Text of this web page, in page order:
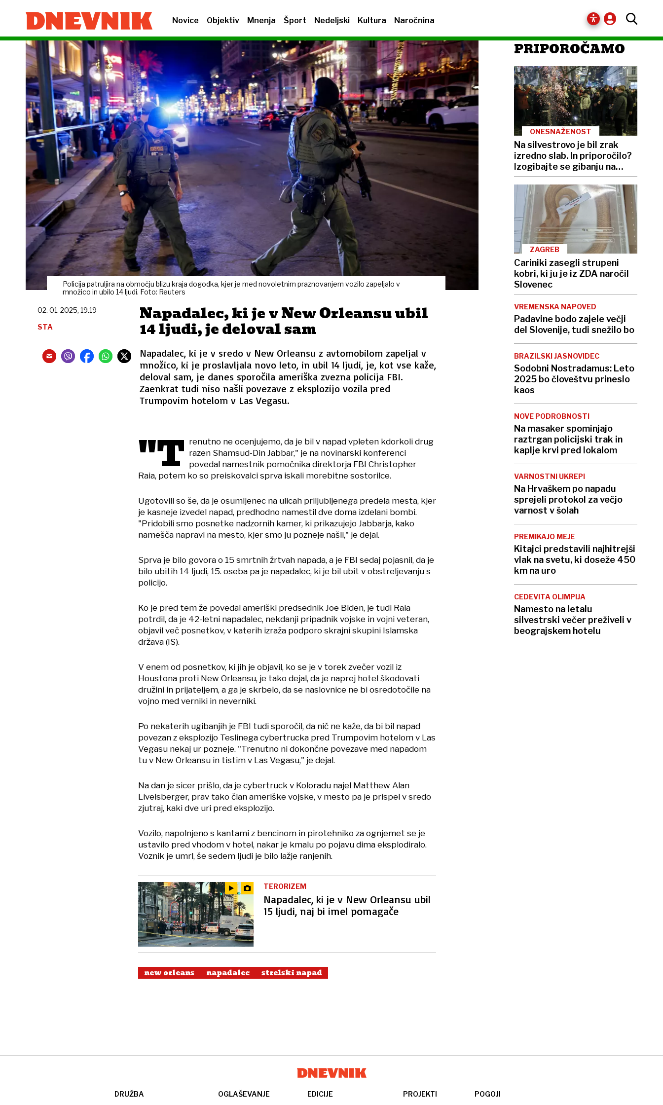
Novice Objektiv Mnenja Šport Nedeljski Kultura Naročnina
Policija patruljira na območju blizu kraja dogodka, kjer je med novoletnim praznovanjem vozilo zapeljalo v
množico in ubilo 14 ljudi. Foto: Reuters
Napadalec, ki je v New Orleansu ubil
14 ljudi, je deloval sam
Napadalec, ki je v sredo v New Orleansu z avtomobilom zapeljal v
množico, ki je proslavljala novo leto, in ubil 14 ljudi, je, kot vse kaže,
deloval sam, je danes sporočila ameriška zvezna policija FBI.
Zaenkrat tudi niso našli povezave z eksplozijo vozila pred
Trumpovim hotelom v Las Vegasu.
02. 01. 2025, 19.19
STA
"T renutno ne ocenjujemo, da je bil v napad vpleten kdorkoli drug
razen Shamsud-Din Jabbar," je na novinarski konferenci
povedal namestnik pomočnika direktorja FBI Christopher
Raia, potem ko so preiskovalci sprva iskali morebitne sostorilce.
Ugotovili so še, da je osumljenec na ulicah priljubljenega predela mesta, kjer
je kasneje izvedel napad, predhodno namestil dve doma izdelani bombi.
"Pridobili smo posnetke nadzornih kamer, ki prikazujejo Jabbarja, kako
namešča napravi na mesto, kjer smo ju pozneje našli," je dejal.
Sprva je bilo govora o 15 smrtnih žrtvah napada, a je FBI sedaj pojasnil, da je
bilo ubitih 14 ljudi, 15. oseba pa je napadalec, ki je bil ubit v obstreljevanju s
policijo.
Ko je pred tem že povedal ameriški predsednik Joe Biden, je tudi Raia
potrdil, da je 42-letni napadalec, nekdanji pripadnik vojske in vojni veteran,
objavil več posnetkov, v katerih izraža podporo skrajni skupini Islamska
država (IS).
V enem od posnetkov, ki jih je objavil, ko se je v torek zvečer vozil iz
Houstona proti New Orleansu, je tako dejal, da je naprej hotel škodovati
družini in prijateljem, a ga je skrbelo, da se naslovnice ne bi osredotočile na
vojno med verniki in neverniki.
Po nekaterih ugibanjih je FBI tudi sporočil, da nič ne kaže, da bi bil napad
povezan z eksplozijo Teslinega cybertrucka pred Trumpovim hotelom v Las
Vegasu nekaj ur pozneje. "Trenutno ni dokončne povezave med napadom
tu v New Orleansu in tistim v Las Vegasu," je dejal.
Na dan je sicer prišlo, da je cybertruck v Koloradu najel Matthew Alan
Livelsberger, prav tako član ameriške vojske, v mesto pa je prispel v sredo
zjutraj, kaki dve uri pred eksplozijo.
Vozilo, napolnjeno s kantami z bencinom in pirotehniko za ognjemet se je
ustavilo pred vhodom v hotel, nakar je kmalu po pojavu dima eksplodiralo.
Voznik je umrl, še sedem ljudi je bilo lažje ranjenih.
TERORIZEM
Napadalec, ki je v New Orleansu ubil
15 ljudi, naj bi imel pomagače
new orleans napadalec strelski napad
PRIPOROČAMO
ONESNAŽENOST
Na silvestrovo je bil zrak
izredno slab. In priporočilo?
Izogibajte se gibanju na
prostem
ZAGREB
Cariniki zasegli strupeni
kobri, ki ju je iz ZDA naročil
Slovenec
VREMENSKA NAPOVED
Padavine bodo zajele večji
del Slovenije, tudi snežilo bo
BRAZILSKI JASNOVIDEC
Sodobni Nostradamus: Leto
2025 bo človeštvu prineslo
kaos
NOVE PODROBNOSTI
Na masaker spominjajo
raztrgan policijski trak in
kaplje krvi pred lokalom
VARNOSTNI UKREPI
Na Hrvaškem po napadu
sprejeli protokol za večjo
varnost v šolah
PREMIKAJO MEJE
Kitajci predstavili najhitrejši
vlak na svetu, ki doseže 450
km na uro
CEDEVITA OLIMPIJA
Namesto na letalu
silvestrski večer preživeli v
beograjskem hotelu
DRUŽBA
OGLAŠEVANJE
EDICIJE
PROJEKTI
POGOJI